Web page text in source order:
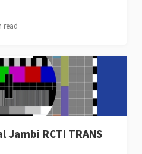
read
Jambi RCTI TRANS